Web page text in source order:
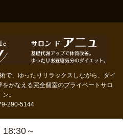
で、ゆったりリラックスしながら、ダイ
かなえる完全個室のプライベートサロ
ン。
290-5144
～